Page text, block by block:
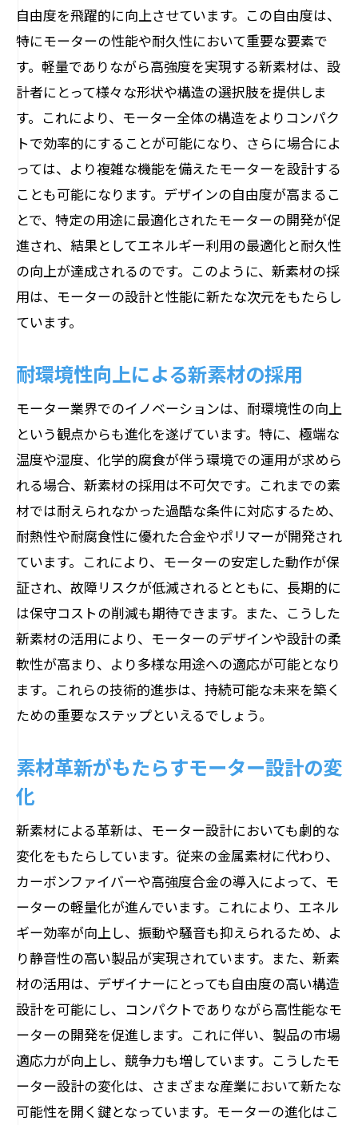
自由度を飛躍的に向上させています。この自由度は、
特にモーターの性能や耐久性において重要な要素で
す。軽量でありながら高強度を実現する新素材は、設
計者にとって様々な形状や構造の選択肢を提供しま
す。これにより、モーター全体の構造をよりコンパク
トで効率的にすることが可能になり、さらに場合によ
っては、より複雑な機能を備えたモーターを設計する
ことも可能になります。デザインの自由度が高まるこ
とで、特定の用途に最適化されたモーターの開発が促
進され、結果としてエネルギー利用の最適化と耐久性
の向上が達成されるのです。このように、新素材の採
用は、モーターの設計と性能に新たな次元をもたらし
ています。
耐環境性向上による新素材の採用
モーター業界でのイノベーションは、耐環境性の向上
という観点からも進化を遂げています。特に、極端な
温度や湿度、化学的腐食が伴う環境での運用が求めら
れる場合、新素材の採用は不可欠です。これまでの素
材では耐えられなかった過酷な条件に対応するため、
耐熱性や耐腐食性に優れた合金やポリマーが開発され
ています。これにより、モーターの安定した動作が保
証され、故障リスクが低減されるとともに、長期的に
は保守コストの削減も期待できます。また、こうした
新素材の活用により、モーターのデザインや設計の柔
軟性が高まり、より多様な用途への適応が可能となり
ます。これらの技術的進歩は、持続可能な未来を築く
ための重要なステップといえるでしょう。
素材革新がもたらすモーター設計の変
化
新素材による革新は、モーター設計においても劇的な
変化をもたらしています。従来の金属素材に代わり、
カーボンファイバーや高強度合金の導入によって、モ
ーターの軽量化が進んでいます。これにより、エネル
ギー効率が向上し、振動や騒音も抑えられるため、よ
り静音性の高い製品が実現されています。また、新素
材の活用は、デザイナーにとっても自由度の高い構造
設計を可能にし、コンパクトでありながら高性能なモ
ーターの開発を促進します。これに伴い、製品の市場
適応力が向上し、競争力も増しています。こうしたモ
ーター設計の変化は、さまざまな産業において新たな
可能性を開く鍵となっています。モーターの進化はこ